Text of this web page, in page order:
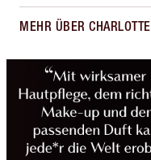
MEHR ÜBER CHARLOTTE